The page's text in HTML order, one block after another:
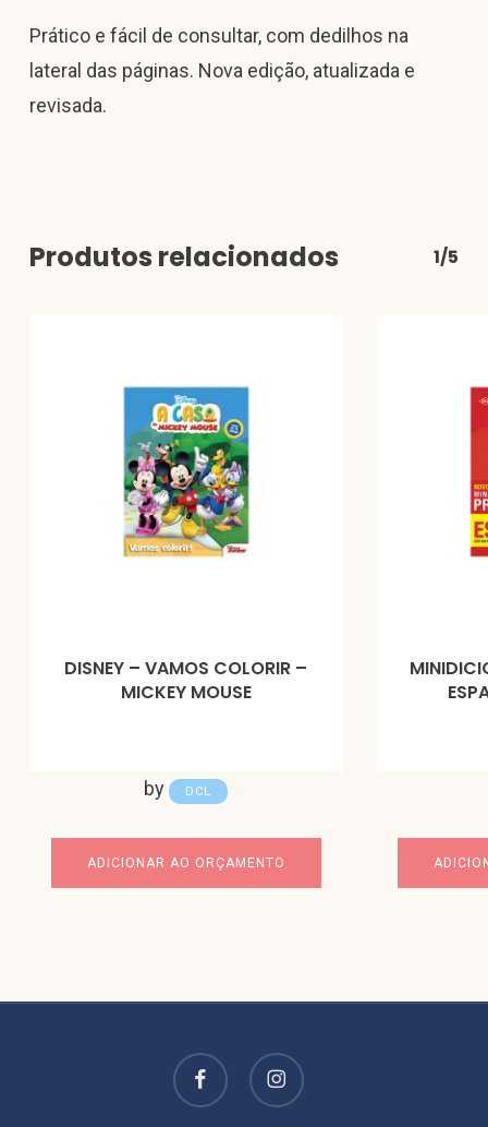
Prático e fácil de consultar, com dedilhos na
lateral das páginas. Nova edição, atualizada e
revisada.
Produtos relacionados 1/5
DISNEY – VAMOS COLORIR –
MICKEY MOUSE
by DCL
ADICIONAR AO ORÇAMENTO
facebook instagram